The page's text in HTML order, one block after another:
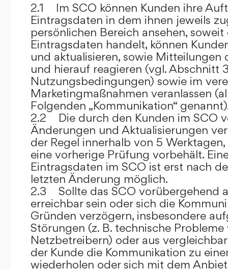
2.1 Im SCO können Kunden ihre
Eintragsdaten in dem ihnen jeweils
persönlichen Bereich ansehen,
Eintragsdaten handelt, können
und aktualisieren, sowie Mitteilungen
und hierauf reagieren (vgl. Abschnitt
Nutzungsbedingungen) sowie im
Marketingmaßnahmen veranlassen
Folgenden „Kommunikation“
2.2 Die durch den Kunden im SCO
Änderungen und Aktualisierungen
der Regel innerhalb von 5
eine vorherige Prüfung vorbehält.
Eintragsdaten im SCO ist erst nach
letzten Änderung möglich.
2.3 Sollte das SCO vorübergehend
erreichbar sein oder sich die
Gründen verzögern, insbesondere
Störungen (z. B. technische
Netzbetreibern) oder aus
der Kunde die Kommunikation zu
wiederholen oder sich mit dem